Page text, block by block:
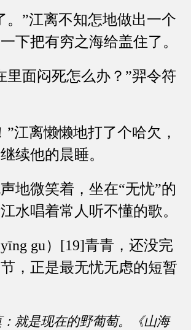
”江离不知怎地做出一个
下把有穷之海给盖住了。
面闷死怎么办？”羿令符
离懒懒地打了个哈欠，
续他的晨睡。
微笑着，坐在“无忧”的
水唱着常人听不懂的歌。
gu）[19]青青，还没完
，正是最无忧无虑的短暂
就是现在的野葡萄。《山海